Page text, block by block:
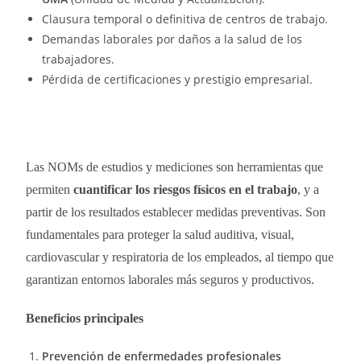
Clausura temporal o definitiva de centros de trabajo.
Demandas laborales por daños a la salud de los
trabajadores.
Pérdida de certificaciones y prestigio empresarial.
Las NOMs de estudios y mediciones son herramientas que
permitencuantificar los riesgos físicos en el trabajo, y a
partir de los resultados establecer medidas preventivas. Son
fundamentales para proteger la salud auditiva, visual,
cardiovascular y respiratoria de los empleados, al tiempo que
garantizan entornos laborales más seguros y productivos.
Beneficios principales
Prevención de enfermedades profesionales